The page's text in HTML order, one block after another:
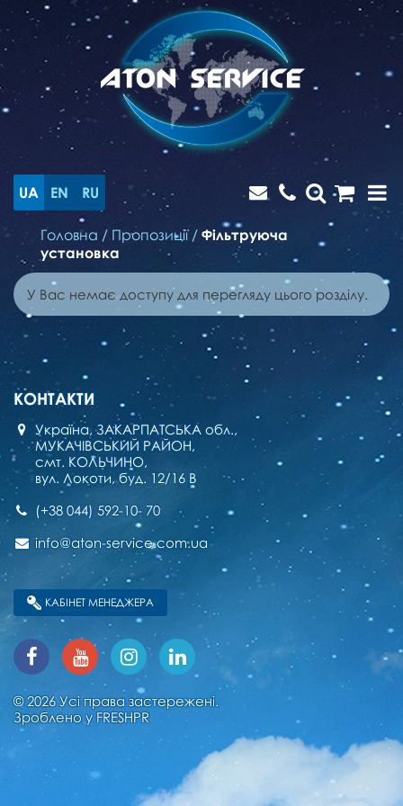
UA EN RU
Головна / Пропозиції/ Фільтруюча
установка
У Вас немає доступу для перегляду цього розділу.
КОНТАКТИ
Україна, ЗАКАРПАТСЬКА обл.,
МУКАЧІВСЬКИЙ РАЙОН,
смт. КОЛЬЧИНО,
вул. Локоти, буд. 12/16 В
(+38 044) 592-10- 70
info@aton-service.com.ua
КАБІНЕТ МЕНЕДЖЕРА
© 2026 Усі права застережені.
Зроблено уFRESHPR